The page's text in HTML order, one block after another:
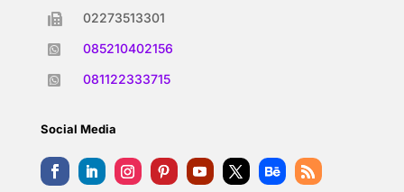
 02273513301
 085210402156
 081122333715
Social Media